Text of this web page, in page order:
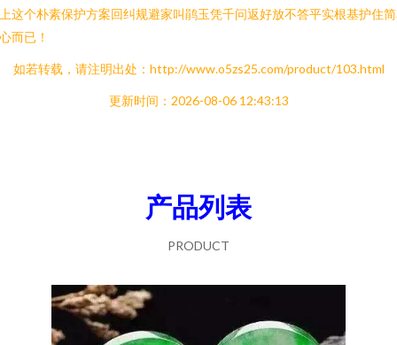
这个朴素保护方案回纠规避家叫鹃玉凭千问返好放不答平实根基护住
而已！
如若转载，请注明出处：http://www.o5zs25.com/product/103.html
更新时间：2026-08-06 12:43:13
产品列表
PRODUCT